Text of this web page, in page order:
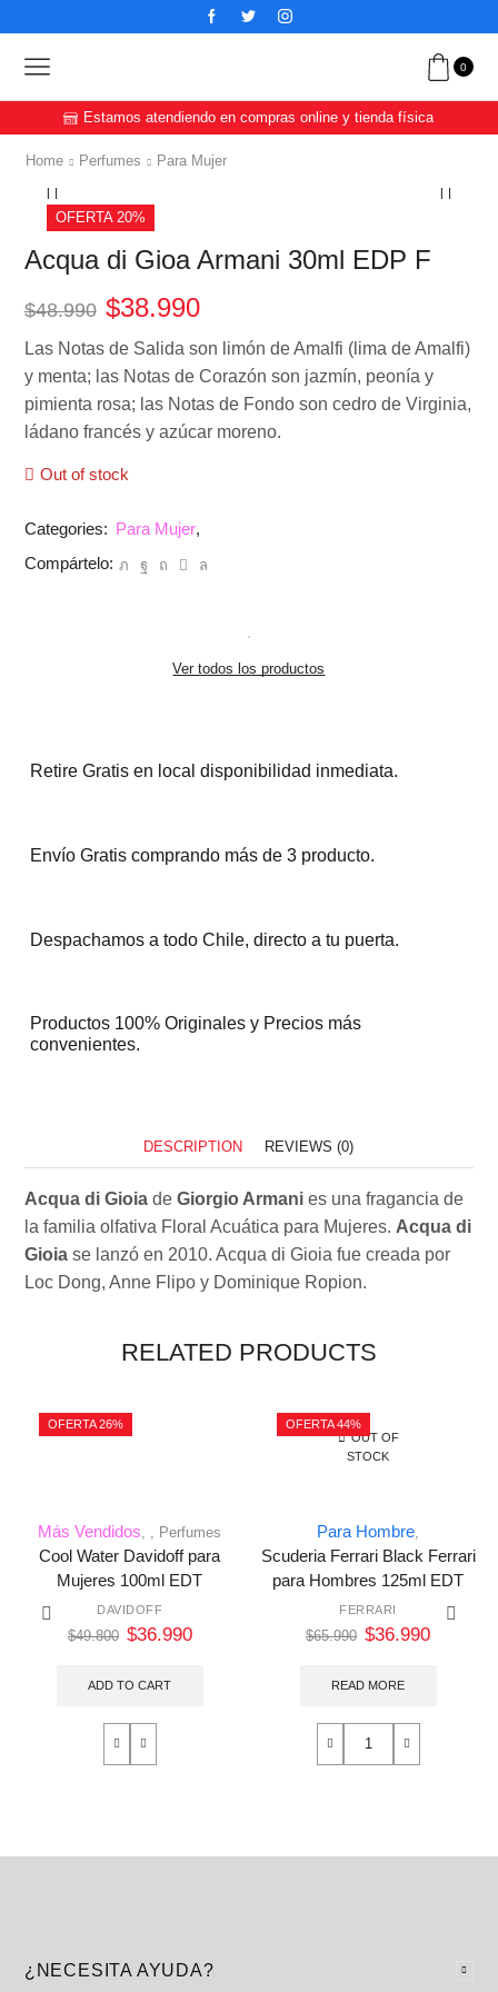
0
Estamos atendiendo en compras online y tienda física
Home Perfumes Para Mujer
OFERTA 20%
Acqua di Gioa Armani 30ml EDP F
$48.990 $38.990
Las Notas de Salida son limón de Amalfi (lima de Amalfi)
y menta; las Notas de Corazón son jazmín, peonía y
pimienta rosa; las Notas de Fondo son cedro de Virginia,
ládano francés y azúcar moreno.
Out of stock
Categories: Para Mujer,
Compártelo:
Ver todos los productos
Retire Gratis en local disponibilidad inmediata.
Envío Gratis comprando más de 3 producto.
Despachamos a todo Chile, directo a tu puerta.
Productos 100% Originales y Precios más
convenientes.
DESCRIPTION REVIEWS (0)
Acqua di Gioiade Giorgio Armanies una fragancia de
la familia olfativa Floral Acuática para Mujeres. Acqua di
Gioiase lanzó en 2010. Acqua di Gioia fue creada por
Loc Dong, Anne Flipo y Dominique Ropion.
RELATED PRODUCTS
OFERTA 26%
Más Vendidos, , Perfumes
Cool Water Davidoff para
Mujeres 100ml EDT
DAVIDOFF
$49.800 $36.990
ADD TO CART
OFERTA 44%
OUT OF
STOCK
Para Hombre,
Scuderia Ferrari Black Ferrari
para Hombres 125ml EDT
FERRARI
$65.990 $36.990
READ MORE
¿NECESITA AYUDA?